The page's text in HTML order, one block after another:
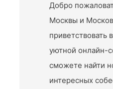
Добро
Москвы и
приветствовать
уютной онлайн-
сможете найти
интересных